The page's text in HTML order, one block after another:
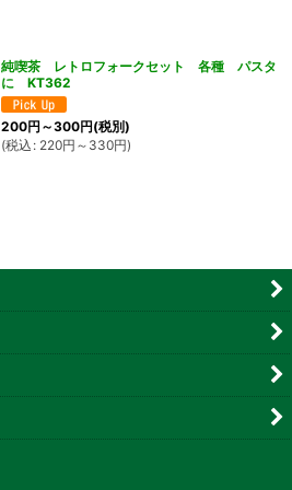
純喫茶 レトロフォークセット 各種 パスタ
に KT362
200円 ～300円(税別)
(税込 : 220円 ～330円)